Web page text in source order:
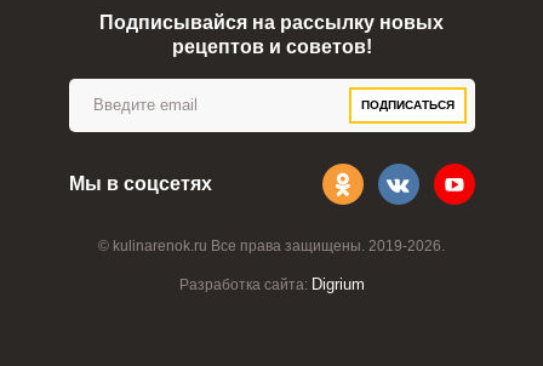
© kulinarenok.ru Все права защищены. 2019-2026.
Разработка сайта: Digrium
Подписывайся на рассылку новых
рецептов и советов!
ПОДПИСАТЬСЯ
Мы в соцсетях